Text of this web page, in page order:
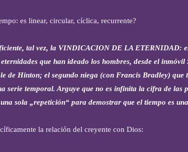
es linear, circular, cíclica, recurrente?
tal vez, la VINDICACION DE LA ETERNIDAD:
que han ideado los hombres, desde el inmóvil
de Hinton; el segundo niega (con Francis Bradley) que
serie temporal. Arguye que no es infinita la cifra de las
sola „repetición“ para demostrar que el tiempo es
la relación del creyente con Dios: